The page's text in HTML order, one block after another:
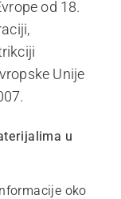
od 18.
Unije
u
oko